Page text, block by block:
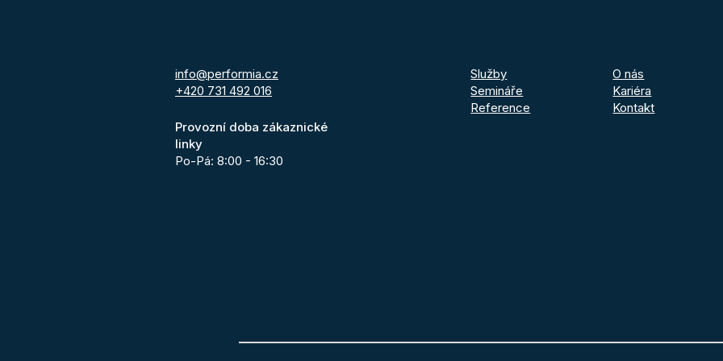
info@performia.cz
+420 731 492 016
Provozní doba zákaznické
linky
Po-Pá: 8:00 - 16:30
Služby
Semináře
Reference
O nás
Kariéra
Kontakt